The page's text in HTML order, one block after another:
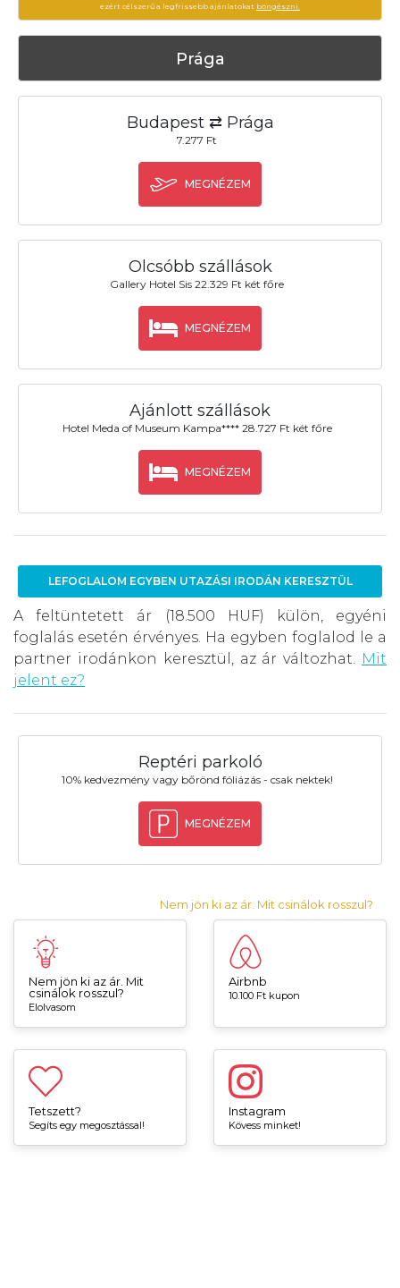
ezért célszerű a legfrissebb ajánlatokat böngészni.
Prága
Budapest ⇄ Prága
7.277 Ft
MEGNÉZEM
Olcsóbb szállások
Gallery Hotel Sis 22.329 Ft két főre
MEGNÉZEM
Ajánlott szállások
Hotel Meda of Museum Kampa**** 28.727 Ft két főre
MEGNÉZEM
LEFOGLALOM EGYBEN UTAZÁSI IRODÁN KERESZTÜL
A feltüntetett ár (18.500 HUF) külön, egyéni
foglalás esetén érvényes. Ha egyben foglalod le a
partner irodánkon keresztül, az ár változhat. Mit
jelent ez?
Reptéri parkoló
10% kedvezmény vagy bőrönd fóliázás - csak nektek!
MEGNÉZEM
Nem jön ki az ár. Mit csinálok rosszul?
Nem jön ki az ár. Mit
csinálok rosszul?
Elolvasom
Airbnb
10.100 Ft kupon
Tetszett?
Segíts egy megosztással!
Instagram
Kövess minket!